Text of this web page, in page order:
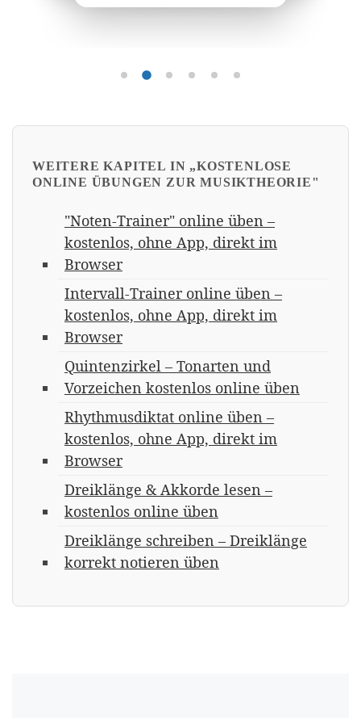
Übung 1
Übung 2
Übung 3
Übung 4Übung 5Übung 6
WEITERE KAPITEL IN „KOSTENLOSE
ONLINE ÜBUNGEN ZUR MUSIKTHEORIE"
"Noten-Trainer" online üben –
kostenlos, ohne App, direkt im
Browser
Intervall-Trainer online üben –
kostenlos, ohne App, direkt im
Browser
Quintenzirkel – Tonarten und
Vorzeichen kostenlos online üben
Rhythmusdiktat online üben –
kostenlos, ohne App, direkt im
Browser
Dreiklänge & Akkorde lesen –
kostenlos online üben
Dreiklänge schreiben – Dreiklänge
korrekt notieren üben